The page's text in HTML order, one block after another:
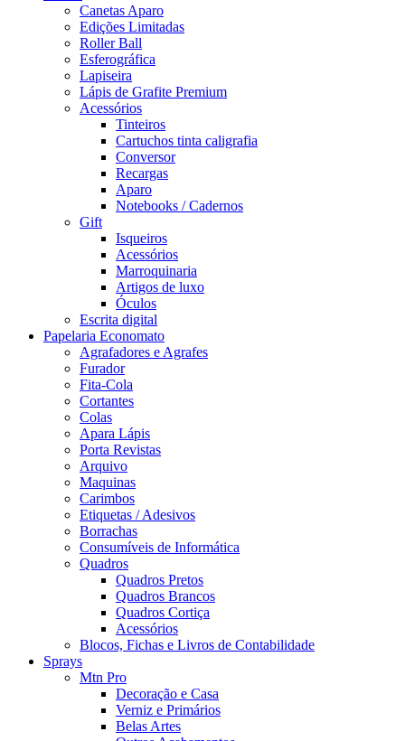
Canetas Aparo
Edições Limitadas
Roller Ball
Esferográfica
Lapiseira
Lápis de Grafite Premium
Acessórios
Tinteiros
Cartuchos tinta caligrafia
Conversor
Recargas
Aparo
Notebooks / Cadernos
Gift
Isqueiros
Acessórios
Marroquinaria
Artigos de luxo
Óculos
Escrita digital
Papelaria Economato
Agrafadores e Agrafes
Furador
Fita-Cola
Cortantes
Colas
Apara Lápis
Porta Revistas
Arquivo
Maquinas
Carimbos
Etiquetas / Adesivos
Borrachas
Consumíveis de Informática
Quadros
Quadros Pretos
Quadros Brancos
Quadros Cortiça
Acessórios
Blocos, Fichas e Livros de Contabilidade
Sprays
Mtn Pro
Decoração e Casa
Verniz e Primários
Belas Artes